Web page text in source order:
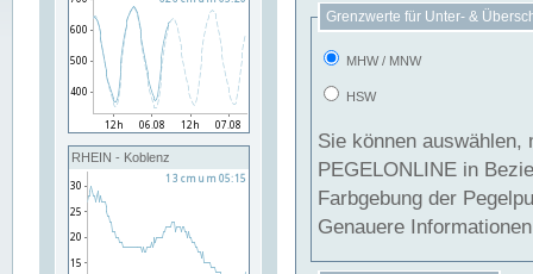
RHEIN - Koblenz
Grenzwerte für Unter- &
MHW / MNW
HSW
Sie können
PEGELONLINE in Beziehung
Farbgebung der
Genauere